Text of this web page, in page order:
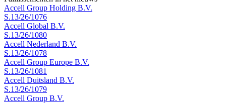
Accell Group Holding B.V.
S.13/26/1076
Accell Global B.V.
S.13/26/1080
Accell Nederland B.V.
S.13/26/1078
Accell Group Europe B.V.
S.13/26/1081
Accell Duitsland B.V.
S.13/26/1079
Accell Group B.V.